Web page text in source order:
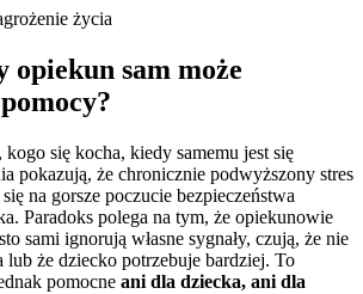
życia
opiekun sam może
się kocha, kiedy samemu jest się
pokazują, że chronicznie podwyższony stres
na gorsze poczucie bezpieczeństwa
Paradoks polega na tym, że opiekunowie
sami ignorują własne sygnały, czują, że nie
lub że dziecko potrzebuje bardziej. To
pomocne ani dla dziecka, ani dla